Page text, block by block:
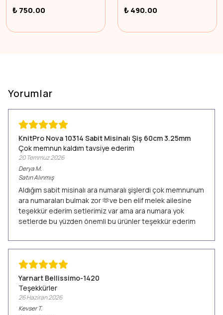
₺ 750.00 ₺ 490.00
Yorumlar
KnitPro Nova 10314 Sabit Misinalı Şiş 60cm 3.25mm
Çok memnun kaldım tavsiye ederim
20 Temmuz 2026
DeryaM.
Satın Alınmış
Aldığım sabit misinalı ara numaralı şişlerdi çok memnunum
ara numaraları bulmak zor 🫶ve ben elif melek ailesine
teşekkür ederim setlerimiz var ama ara numara yok
setlerde bu yüzden önemli bu ürünler teşekkür ederim
Yarnart Bellissimo-1420
Teşekkürler
26 Haziran 2026
Kevser T.